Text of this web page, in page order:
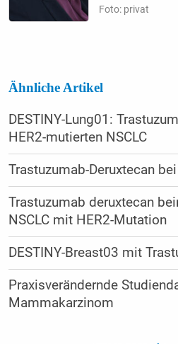
Foto: privat
Ähnliche Artikel
DESTINY-Lung01:
HER2-mutierten NSCLC
Trastuzumab-Deruxtecan
Trastuzumab deruxtecan
NSCLC mit HER2-Mutation
DESTINY-Breast03 mit
Praxisverändernde
Mammakarzinom